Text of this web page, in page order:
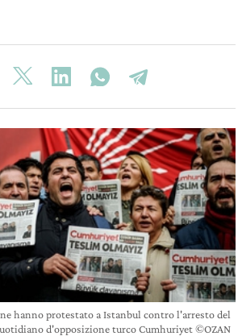
hanno protestato a Istanbul contro l'arresto del
d'opposizione turco Cumhuriyet ©OZAN